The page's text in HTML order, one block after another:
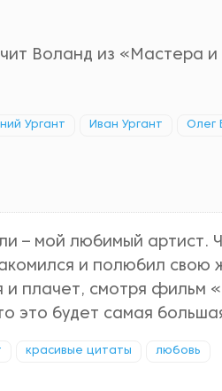
Воланд из «Мастера и
Ургант Иван Ургант Олег
– мой любимый артист.
и полюбил свою
и плачет, смотря фильм
это будет самая
красивые цитаты любовь